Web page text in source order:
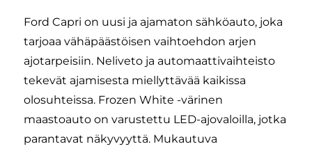
Ford Capri on uusi ja ajamaton sähköauto, joka
tarjoaa vähäpäästöisen vaihtoehdon arjen
ajotarpeisiin. Neliveto ja automaattivaihteisto
tekevät ajamisesta miellyttävää kaikissa
olosuhteissa. Frozen White -värinen
maastoauto on varustettu LED-ajovaloilla, jotka
parantavat näkyvyyttä. Mukautuva